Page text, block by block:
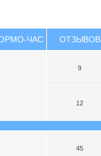
ЧАС ОТЗЫВОВ
9
12
45